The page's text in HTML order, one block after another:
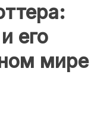
его
мире